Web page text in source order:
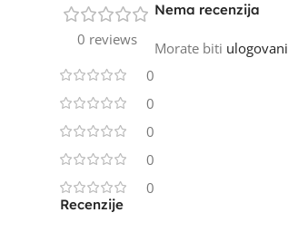
0 reviews
0
0
0
0
0
Recenzije
Nema recenzija
Morate biti ulogovani